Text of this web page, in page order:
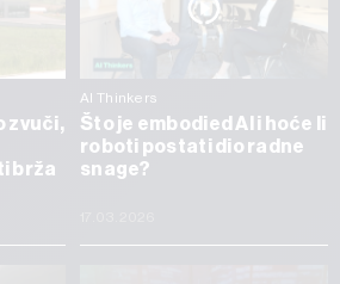
zvuči,
brža
AI Thinkers
Što je embodied AI i hoće li
roboti postati dio radne
snage?